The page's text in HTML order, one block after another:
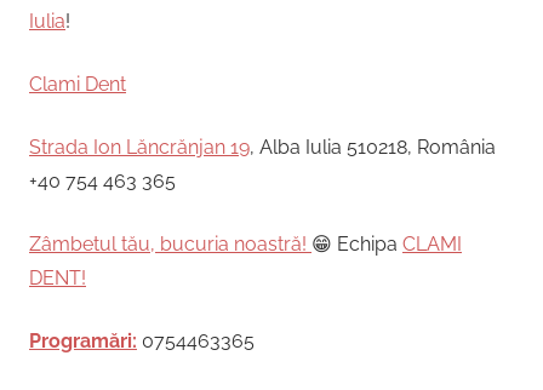
Iulia!
Clami Dent
Strada Ion Lăncrănjan 19, Alba Iulia 510218, România
+40 754 463 365
Zâmbetul tău, bucuria noastră! 😁 Echipa CLAMI
DENT!
Programări: 0754463365